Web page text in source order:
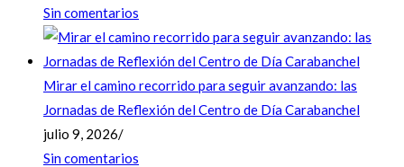
Sin comentarios
Mirar el camino recorrido para seguir avanzando: las
Jornadas de Reflexión del Centro de Día Carabanchel
julio 9, 2026/
Sin comentarios